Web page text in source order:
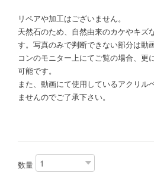
リペアや加工はございません。
天然石のため、自然由来のカケやキズ
す。写真のみで判断できない部分は動
コンのモニター上にてご覧の場合、更
可能です。
また、動画にて使用しているアクリル
ませんのでご了承下さい。
数量